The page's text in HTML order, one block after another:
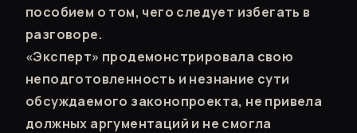
пособием о том, чего следует избегать в
разговоре.
«Эксперт» продемонстрировала свою
неподготовленность и незнание сути
обсуждаемого законопроекта, не привела
должных аргументаций и не смогла